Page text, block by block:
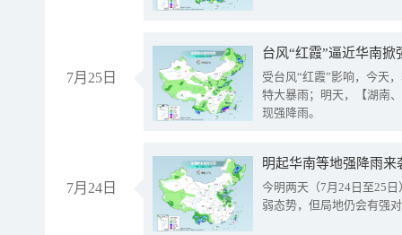
7月25日
台风“红霞”逼近华南
受台风“红霞”影响，今天
特大暴雨；明天，【湖南
现强降雨。
7月24日
明起华南等地强降雨
今明两天（7月24日至25
弱态势，但局地仍会有强